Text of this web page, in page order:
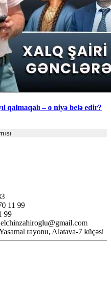
qalmaqalı – o niyə belə edir?
11 99
99
elchinzahiroglu@gmail.com
rayonu, Alatava-7 küçəsi